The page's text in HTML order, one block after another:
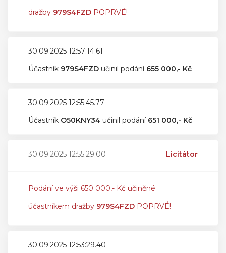
dražby 979S4FZD POPRVÉ!
30.09.2025 12:57:14.61
Účastník 979S4FZD učinil podání 655 000,- Kč
30.09.2025 12:55:45.77
Účastník O50KNY34 učinil podání 651 000,- Kč
30.09.2025 12:55:29.00 Licitátor
Podání ve výši 650 000,- Kč učiněné
účastníkem dražby 979S4FZD POPRVÉ!
30.09.2025 12:53:29.40